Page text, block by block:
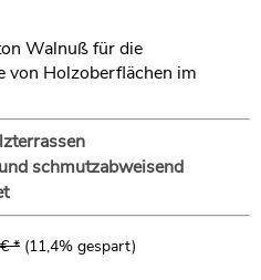
Walnuß für die
von Holzoberflächen im
schmutzabweisend
* (11,4% gespart)